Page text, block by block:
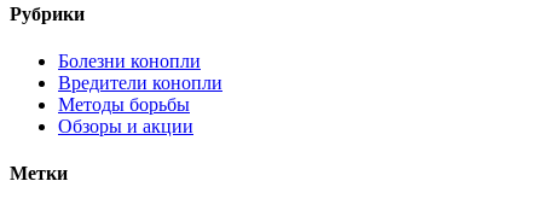
Рубрики
Болезни конопли
Вредители конопли
Методы борьбы
Обзоры и акции
Метки